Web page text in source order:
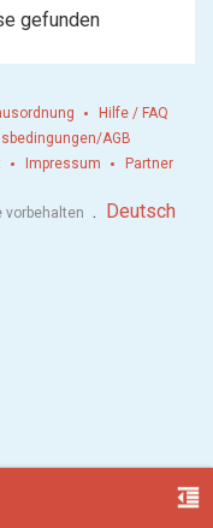
gefunden
format_indent_decrease
Hilfe / FAQ
AGB
Impressum Partner
vorbehalten . Deutsch